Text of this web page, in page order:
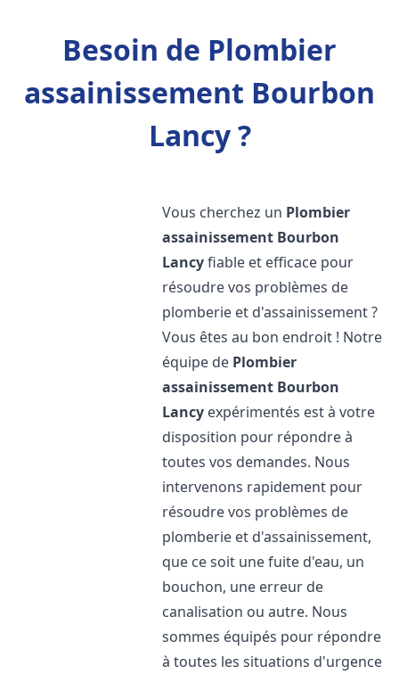
Besoin de Plombier
assainissement Bourbon
Lancy ?
Vous cherchez un Plombier
assainissement Bourbon
Lancyfiable et efficace pour
résoudre vos problèmes de
plomberie et d'assainissement ?
Vous êtes au bon endroit ! Notre
équipe de Plombier
assainissement Bourbon
Lancy expérimentés est à votre
disposition pour répondre à
toutes vos demandes. Nous
intervenons rapidement pour
résoudre vos problèmes de
plomberie et d'assainissement,
que ce soit une fuite d'eau, un
bouchon, une erreur de
canalisation ou autre. Nous
sommes équipés pour répondre
à toutes les situations d'urgence